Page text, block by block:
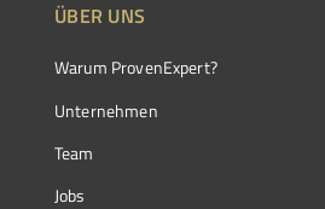
ÜBER UNS
Warum ProvenExpert?
Unternehmen
Team
Jobs